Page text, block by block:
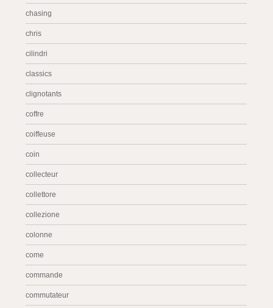
chasing
chris
cilindri
classics
clignotants
coffre
coiffeuse
coin
collecteur
collettore
collezione
colonne
come
commande
commutateur